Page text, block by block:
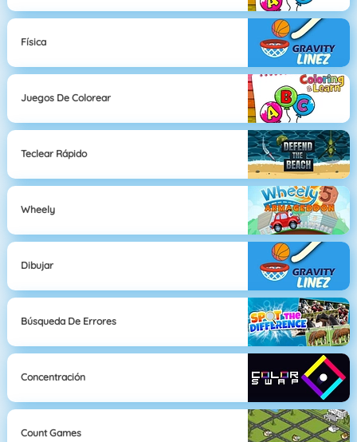
Física
Juegos De Colorear
Teclear Rápido
Wheely
Dibujar
Búsqueda De Errores
Concentración
Count Games